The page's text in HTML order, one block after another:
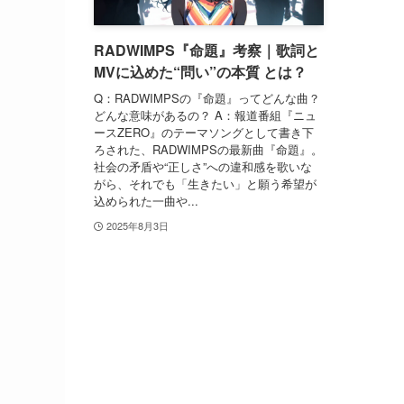
RADWIMPS『命題』考察｜歌詞と
MVに込めた“問い”の本質 とは？
Q：RADWIMPSの『命題』ってどんな曲？
どんな意味があるの？ A：報道番組『ニュ
ースZERO』のテーマソングとして書き下
ろされた、RADWIMPSの最新曲『命題』。
社会の矛盾や“正しさ”への違和感を歌いな
がら、それでも「生きたい」と願う希望が
込められた一曲や...
2025年8月3日